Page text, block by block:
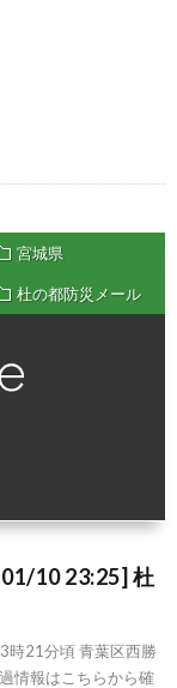
宮城県
杜の都防災メール
10 23:25] 杜
21分頃 青葉区西勝
情報はこちらから確